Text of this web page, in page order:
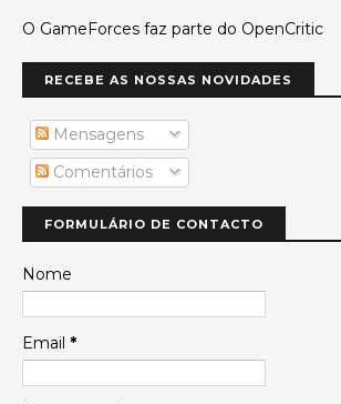
O GameForces faz parte do OpenCritic
RECEBE AS NOSSAS NOVIDADES
Mensagens
Comentários
FORMULÁRIO DE CONTACTO
Nome
Email *